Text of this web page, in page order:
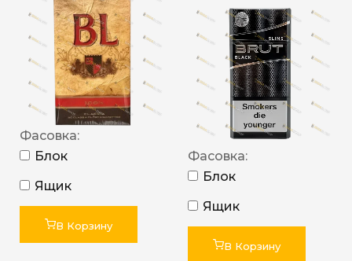
Фасовка:
Блок
Ящик
В Корзину
Фасовка:
Блок
Ящик
В Корзину